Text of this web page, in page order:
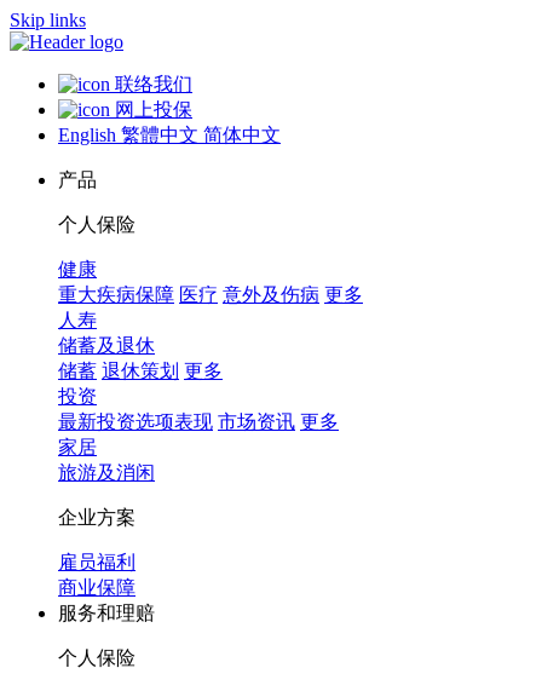
Skip links
联络我们
网上投保
English 繁體中文 简体中文
产品
个人保险
健康
重大疾病保障 医疗 意外及伤病 更多
人寿
储蓄及退休
储蓄 退休策划 更多
投资
最新投资选项表现 市场资讯 更多
家居
旅游及消闲
企业方案
雇员福利
商业保障
服务和理赔
个人保险